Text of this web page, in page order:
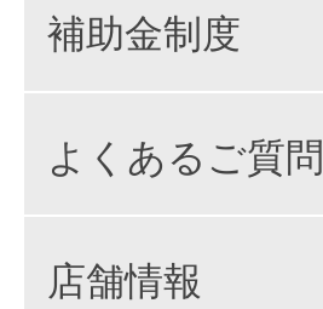
補助金制度
よくあるご質問
店舗情報